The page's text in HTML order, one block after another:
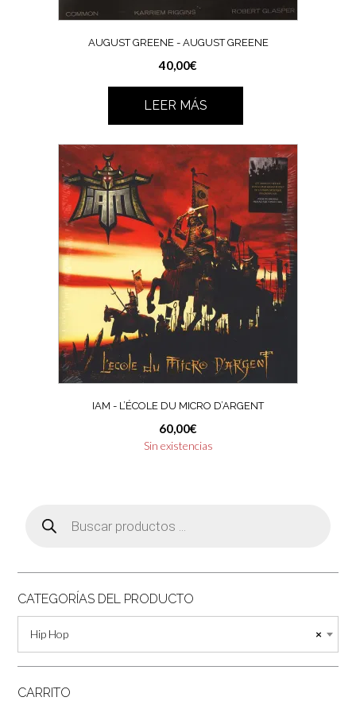
AUGUST GREENE ‎- AUGUST GREENE
40,00€
LEER MÁS
IAM ‎- L’ÉCOLE DU MICRO D’ARGENT
60,00€
Sin existencias
productos
CATEGORÍAS DEL PRODUCTO
×
Hip Hop
CARRITO